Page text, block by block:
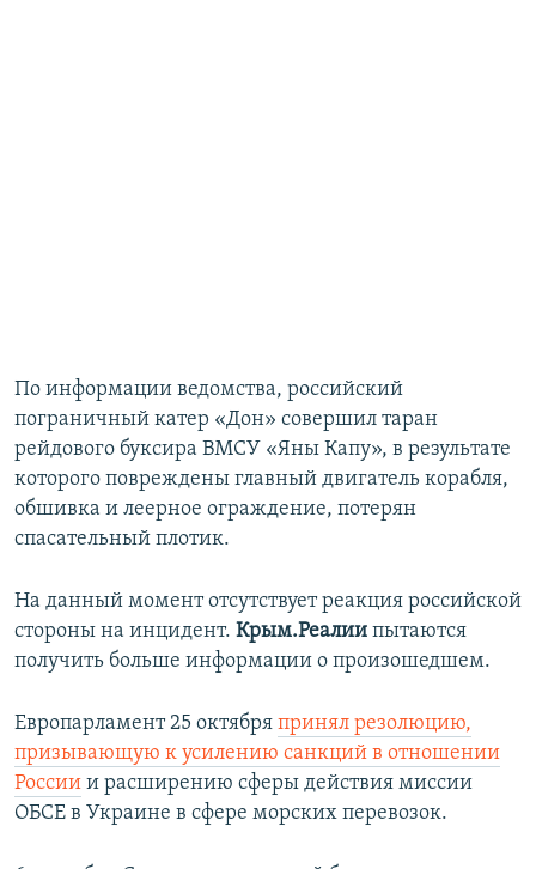
​По информации ведомства, российский
пограничный катер «Дон» совершил таран
рейдового буксира ВМСУ «Яны Капу», в результате
которого повреждены главный двигатель корабля,
обшивка и леерное ограждение, потерян
спасательный плотик.
На данный момент отсутствует реакция российской
стороны на инцидент. Крым.Реалии пытаются
получить больше информации о произошедшем.
Европарламент 25 октября принял резолюцию,
призывающую к усилению санкций в отношении
России и расширению сферы действия миссии
ОБСЕ в Украине в сфере морских перевозок.